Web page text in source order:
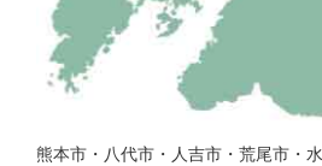
熊本市・八代市・人吉市・荒尾市・